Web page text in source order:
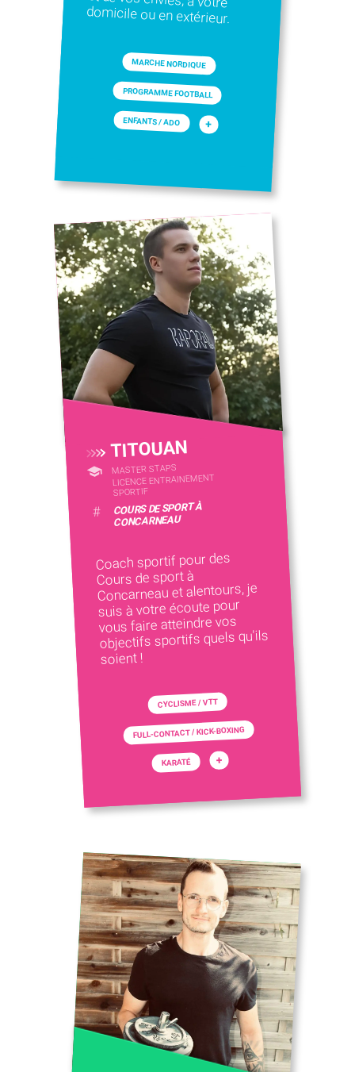
domicile ou en extérieur.
MARCHE NORDIQUE
PROGRAMME FOOTBALL
ENFANTS / ADO +
TITOUAN
MASTER STAPS
LICENCE ENTRAINEMENT
SPORTIF
# COURS DE SPORT À
CONCARNEAU
Coach sportif pour des
Cours de sport à
Concarneau et alentours, je
suis à votre écoute pour
vous faire atteindre vos
objectifs sportifs quels qu'ils
soient !
CYCLISME / VTT
FULL-CONTACT / KICK-BOXING
KARATÉ +